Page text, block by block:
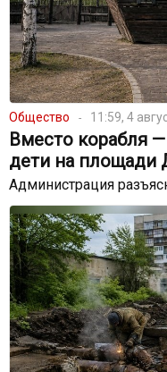
Общество 11:59, 4
Вместо корабля
дети на площади
Администрация